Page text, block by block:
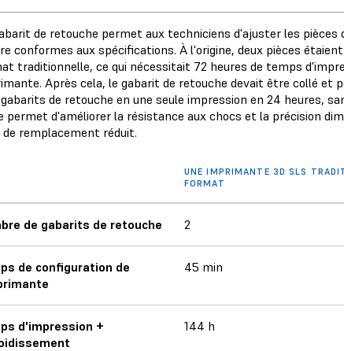
de retouche permet aux techniciens d'ajuster les
conformes aux spécifications. À l'origine, deux pièces
traditionnelle, ce qui nécessitait 72 heures de temps
Après cela, le gabarit de retouche devait être collé et
de retouche en une seule impression en 24 heures,
permet d'améliorer la résistance aux chocs et la précision
de remplacement réduit.
UNE IMPRIMANTE 3D SLS
FORMAT
de gabarits de retouche 2
de configuration de
45 min
d'impression +
144 h